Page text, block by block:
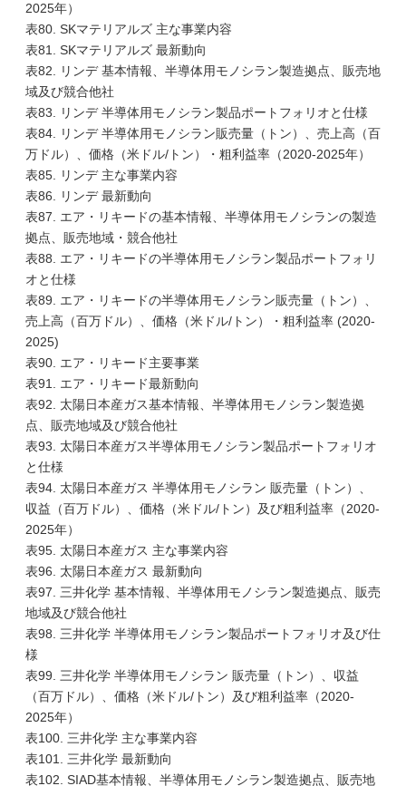
2025年）
表80. SKマテリアルズ 主な事業内容
表81. SKマテリアルズ 最新動向
表82. リンデ 基本情報、半導体用モノシラン製造拠点、販売地
域及び競合他社
表83. リンデ 半導体用モノシラン製品ポートフォリオと仕様
表84. リンデ 半導体用モノシラン販売量（トン）、売上高（百
万ドル）、価格（米ドル/トン）・粗利益率（2020-2025年）
表85. リンデ 主な事業内容
表86. リンデ 最新動向
表87. エア・リキードの基本情報、半導体用モノシランの製造
拠点、販売地域・競合他社
表88. エア・リキードの半導体用モノシラン製品ポートフォリ
オと仕様
表89. エア・リキードの半導体用モノシラン販売量（トン）、
売上高（百万ドル）、価格（米ドル/トン）・粗利益率 (2020-
2025)
表90. エア・リキード主要事業
表91. エア・リキード最新動向
表92. 太陽日本産ガス基本情報、半導体用モノシラン製造拠
点、販売地域及び競合他社
表93. 太陽日本産ガス半導体用モノシラン製品ポートフォリオ
と仕様
表94. 太陽日本産ガス 半導体用モノシラン 販売量（トン）、
収益（百万ドル）、価格（米ドル/トン）及び粗利益率（2020-
2025年）
表95. 太陽日本産ガス 主な事業内容
表96. 太陽日本産ガス 最新動向
表97. 三井化学 基本情報、半導体用モノシラン製造拠点、販売
地域及び競合他社
表98. 三井化学 半導体用モノシラン製品ポートフォリオ及び仕
様
表99. 三井化学 半導体用モノシラン 販売量（トン）、収益
（百万ドル）、価格（米ドル/トン）及び粗利益率（2020-
2025年）
表100. 三井化学 主な事業内容
表101. 三井化学 最新動向
表102. SIAD基本情報、半導体用モノシラン製造拠点、販売地